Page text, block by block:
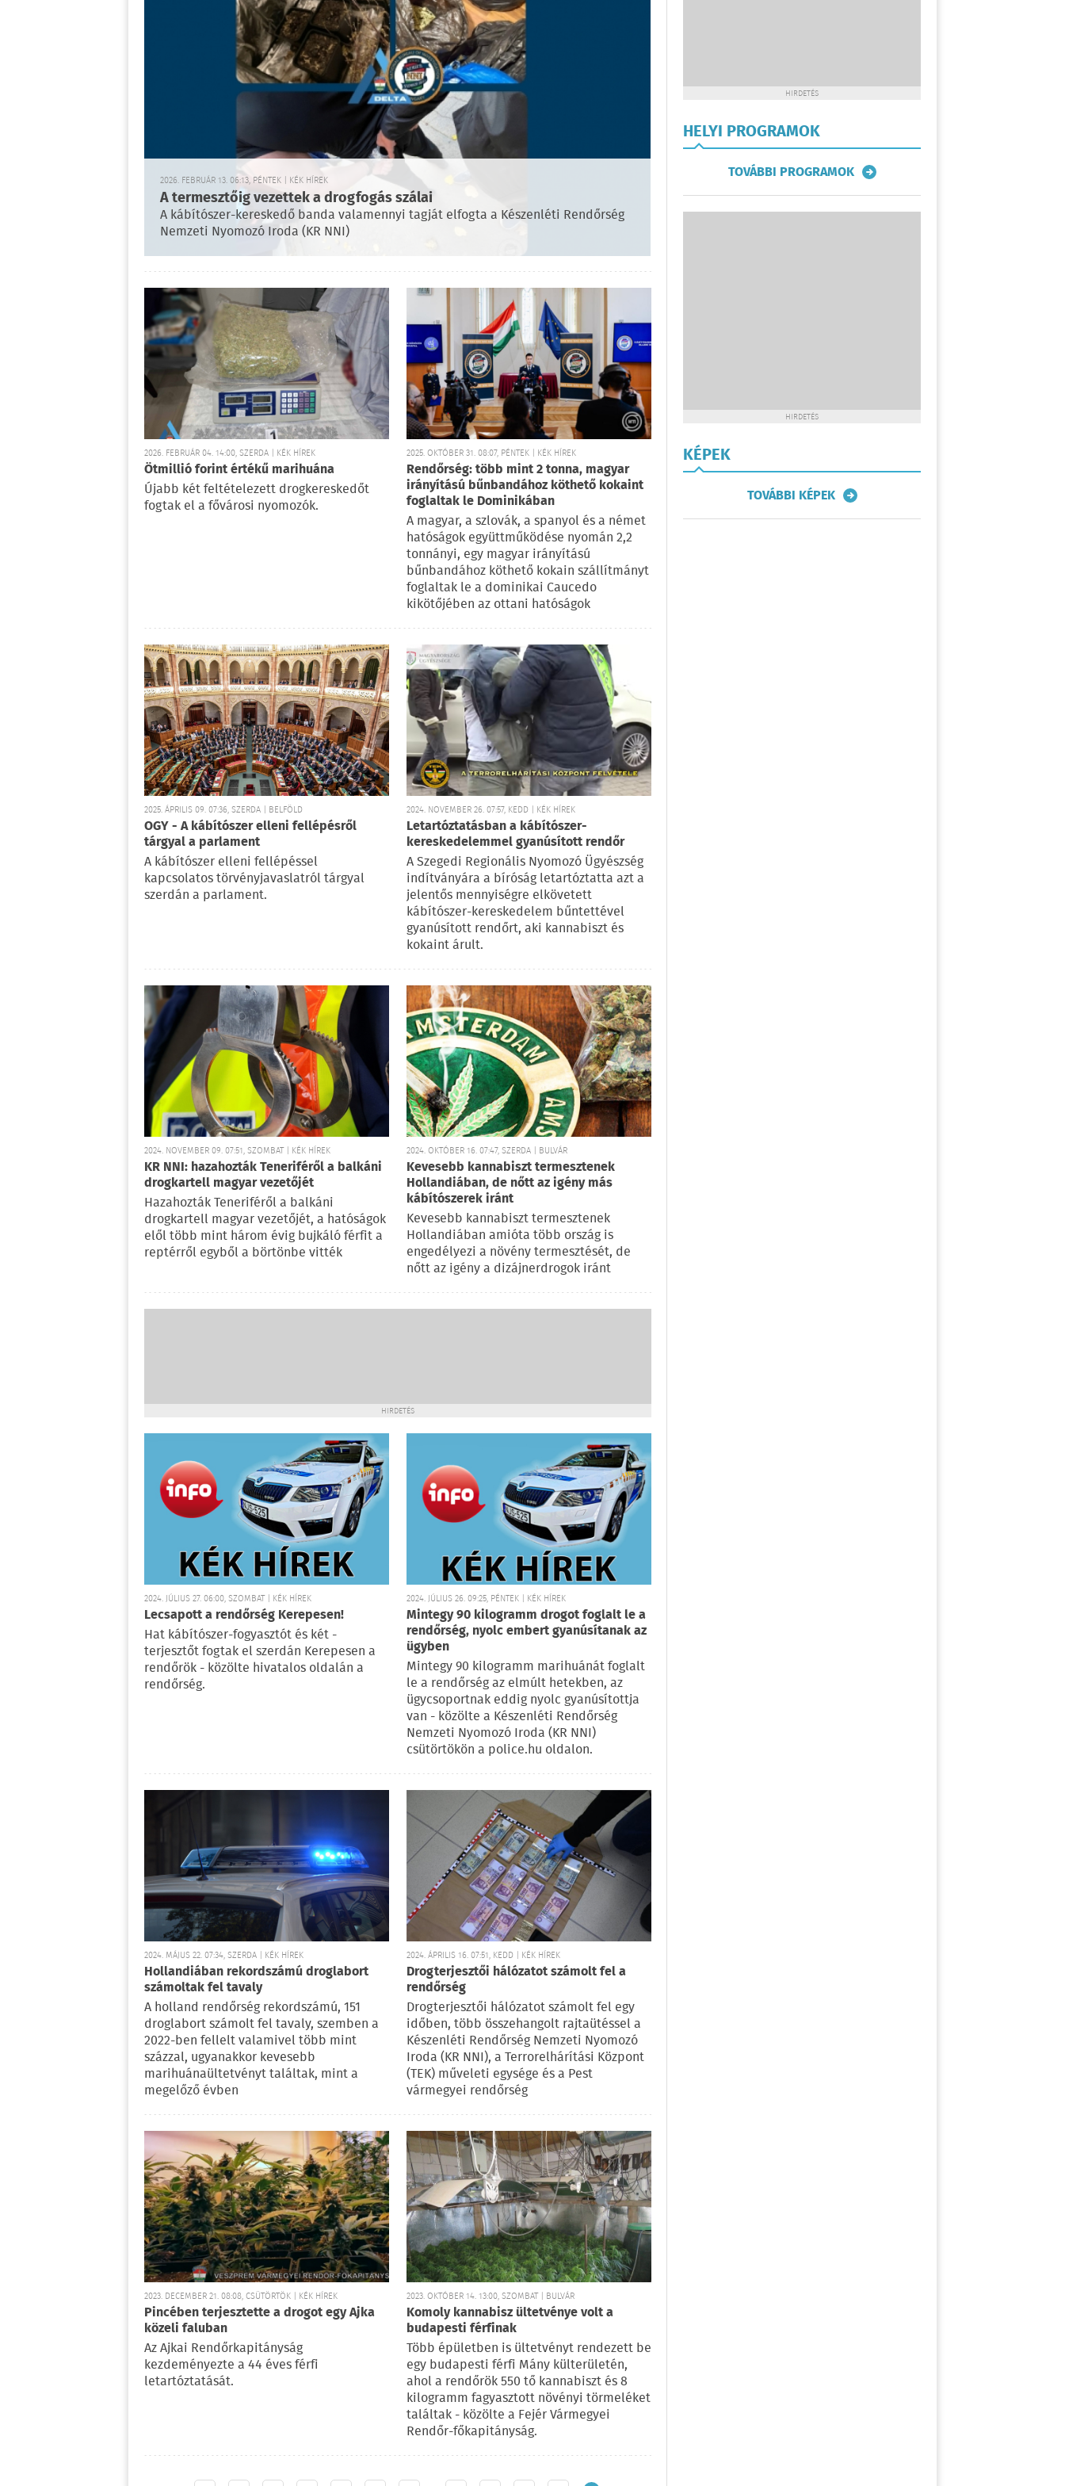
2026. FEBRUÁR 13. 06:13, PÉNTEK | KÉK HÍREK
A termesztőig vezettek a drogfogás szálai
A kábítószer-kereskedő banda valamennyi tagját elfogta a Készenléti Rendőrség
Nemzeti Nyomozó Iroda (KR NNI)
2026. FEBRUÁR 04. 14:00, SZERDA | KÉK HÍREK
Ötmillió forint értékű marihuána
Újabb két feltételezett drogkereskedőt
fogtak el a fővárosi nyomozók.
2025. OKTÓBER 31. 08:07, PÉNTEK | KÉK HÍREK
Rendőrség: több mint 2 tonna, magyar
irányítású bűnbandához köthető kokaint
foglaltak le Dominikában
A magyar, a szlovák, a spanyol és a német
hatóságok együttműködése nyomán 2,2
tonnányi, egy magyar irányítású
bűnbandához köthető kokain szállítmányt
foglaltak le a dominikai Caucedo
kikötőjében az ottani hatóságok
2025. ÁPRILIS 09. 07:36, SZERDA | BELFÖLD
OGY - A kábítószer elleni fellépésről
tárgyal a parlament
A kábítószer elleni fellépéssel
kapcsolatos törvényjavaslatról tárgyal
szerdán a parlament.
2024. NOVEMBER 26. 07:57, KEDD | KÉK HÍREK
Letartóztatásban a kábítószer-
kereskedelemmel gyanúsított rendőr
A Szegedi Regionális Nyomozó Ügyészség
indítványára a bíróság letartóztatta azt a
jelentős mennyiségre elkövetett
kábítószer-kereskedelem bűntettével
gyanúsított rendőrt, aki kannabiszt és
kokaint árult.
2024. NOVEMBER 09. 07:51, SZOMBAT | KÉK HÍREK
KR NNI: hazahozták Teneriféről a balkáni
drogkartell magyar vezetőjét
Hazahozták Teneriféről a balkáni
drogkartell magyar vezetőjét, a hatóságok
elől több mint három évig bujkáló férfit a
reptérről egyből a börtönbe vitték
2024. OKTÓBER 16. 07:47, SZERDA | BULVÁR
Kevesebb kannabiszt termesztenek
Hollandiában, de nőtt az igény más
kábítószerek iránt
Kevesebb kannabiszt termesztenek
Hollandiában amióta több ország is
engedélyezi a növény termesztését, de
nőtt az igény a dizájnerdrogok iránt
HIRDETÉS
2024. JÚLIUS 27. 06:00, SZOMBAT | KÉK HÍREK
Lecsapott a rendőrség Kerepesen!
Hat kábítószer-fogyasztót és két -
terjesztőt fogtak el szerdán Kerepesen a
rendőrök - közölte hivatalos oldalán a
rendőrség.
2024. JÚLIUS 26. 09:25, PÉNTEK | KÉK HÍREK
Mintegy 90 kilogramm drogot foglalt le a
rendőrség, nyolc embert gyanúsítanak az
ügyben
Mintegy 90 kilogramm marihuánát foglalt
le a rendőrség az elmúlt hetekben, az
ügycsoportnak eddig nyolc gyanúsítottja
van - közölte a Készenléti Rendőrség
Nemzeti Nyomozó Iroda (KR NNI)
csütörtökön a police.hu oldalon.
2024. MÁJUS 22. 07:34, SZERDA | KÉK HÍREK
Hollandiában rekordszámú droglabort
számoltak fel tavaly
A holland rendőrség rekordszámú, 151
droglabort számolt fel tavaly, szemben a
2022-ben fellelt valamivel több mint
százzal, ugyanakkor kevesebb
marihuánaültetvényt találtak, mint a
megelőző évben
2024. ÁPRILIS 16. 07:51, KEDD | KÉK HÍREK
Drogterjesztői hálózatot számolt fel a
rendőrség
Drogterjesztői hálózatot számolt fel egy
időben, több összehangolt rajtaütéssel a
Készenléti Rendőrség Nemzeti Nyomozó
Iroda (KR NNI), a Terrorelhárítási Központ
(TEK) műveleti egysége és a Pest
vármegyei rendőrség
2023. DECEMBER 21. 08:08, CSÜTÖRTÖK | KÉK HÍREK
Pincében terjesztette a drogot egy Ajka
közeli faluban
Az Ajkai Rendőrkapitányság
kezdeményezte a 44 éves férfi
letartóztatását.
2023. OKTÓBER 14. 13:00, SZOMBAT | BULVÁR
Komoly kannabisz ültetvénye volt a
budapesti férfinak
Több épületben is ültetvényt rendezett be
egy budapesti férfi Mány külterületén,
ahol a rendőrök 550 tő kannabiszt és 8
kilogramm fagyasztott növényi törmeléket
találtak - közölte a Fejér Vármegyei
Rendőr-főkapitányság.
HIRDETÉS
HELYI PROGRAMOK
TOVÁBBI PROGRAMOK
HIRDETÉS
KÉPEK
TOVÁBBI KÉPEK